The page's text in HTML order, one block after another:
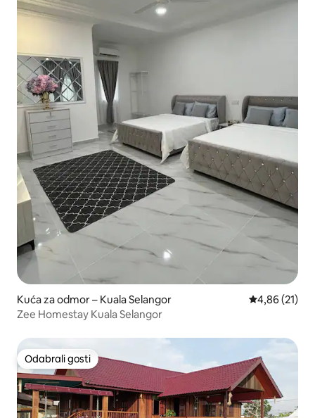
Kuća za odmor – Kuala Selangor Prosječna
4,86 (21)
Zee Homestay Kuala Selangor
Odabrali gosti
Odabrali gosti